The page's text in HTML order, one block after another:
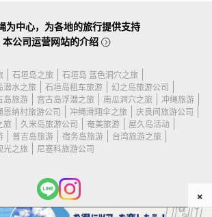
为中心，为各地的旅行提供支持
本公司运营网站的介绍
石垣岛之旅
石垣岛 蓝色洞穴之旅
潜水之旅 石垣岛租车旅游
幻之岛旅游公司
岛旅游 宫古岛浮潜之旅 南瓜洞穴之旅
冲绳旅游
恩纳村旅游公司 冲绳滑翔伞之旅
庆良间旅游公司
旅 久米岛旅游公司 奄美旅游
屋久岛活动
普吉岛旅游 宿务岛旅游
台湾旅游之旅
光之旅 尼塞科旅游公司
×